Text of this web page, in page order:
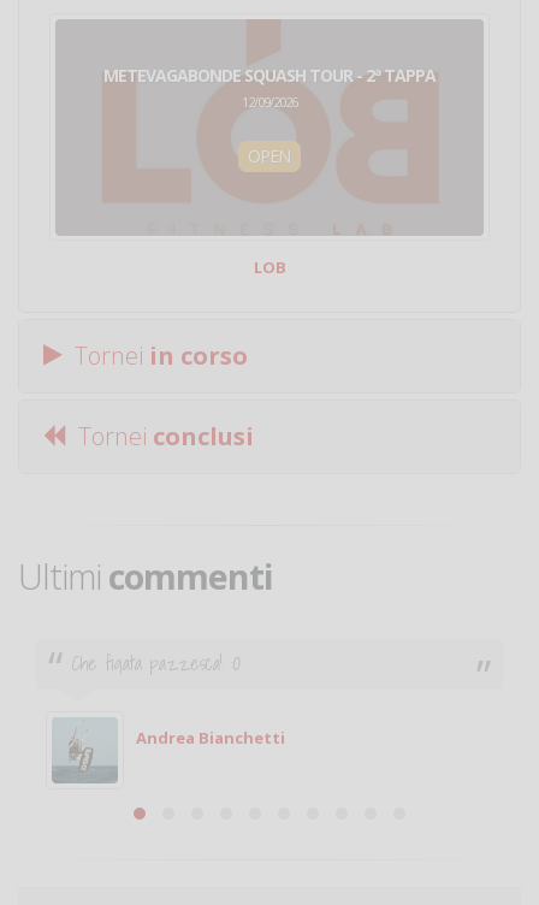
METEVAGABONDE SQUASH TOUR - 2ª TAPPA
12/09/2026
OPEN
LOB
Tornei in corso
Tornei conclusi
Ultimi commenti
Ciao. Sono a Treviglio da poco e vorrei tornare a
Michele
Michele Miglionico